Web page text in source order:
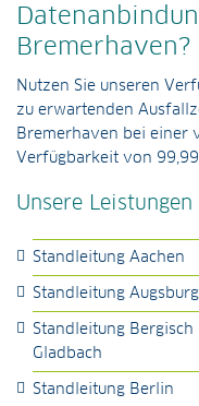
Bremerhaven?
Nutzen Sie unseren
zu erwartenden
Bremerhaven bei einer
Verfügbarkeit von
Unsere
Standleitung Aachen
Standleitung Augsburg
Standleitung Bergisch
Gladbach
Standleitung Berlin